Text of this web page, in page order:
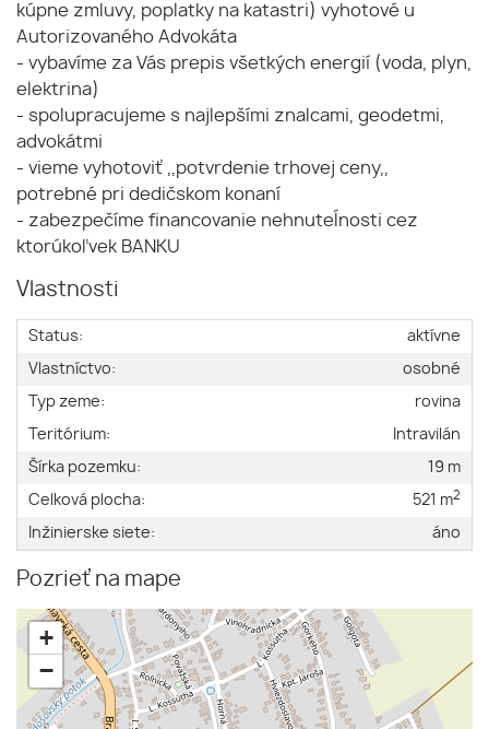
kúpne zmluvy, poplatky na katastri) vyhotové u
Autorizovaného Advokáta
- vybavíme za Vás prepis všetkých energií (voda, plyn,
elektrina)
- spolupracujeme s najlepšími znalcami, geodetmi,
advokátmi
- vieme vyhotoviť ,,potvrdenie trhovej ceny,,
potrebné pri dedičskom konaní
- zabezpečíme financovanie nehnuteĺnosti cez
ktorúkoľvek BANKU
Vlastnosti
Status:
aktívne
Vlastníctvo:
osobné
Typ zeme:
rovina
Teritórium:
Intravilán
Šírka pozemku:
19 m
Celková plocha:
521 m2
Inžinierske siete: áno
Pozrieť na mape
+
−